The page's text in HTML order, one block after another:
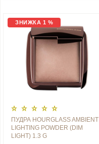
ЗНИЖКА 1 %
ПУДРА HOURGLASS AMBIENT
LIGHTING POWDER (DIM
LIGHT) 1.3 G